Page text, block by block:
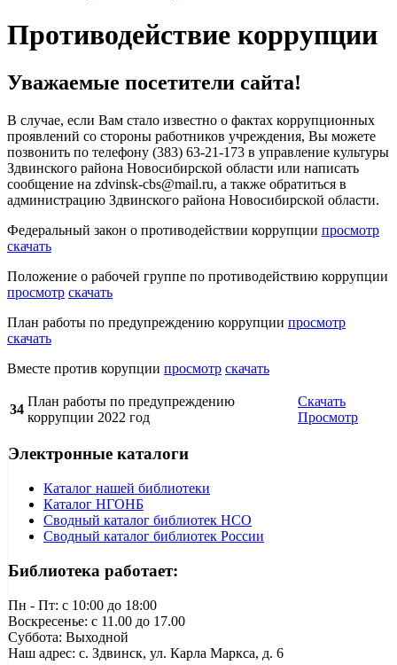
Противодействие коррупции
Уважаемые посетители сайта!
В случае, если Вам стало известно о фактах коррупционных
проявлений со стороны работников учреждения, Вы можете
позвонить по телефону (383) 63-21-173 в управление культуры
Здвинского района Новосибирской области или написать
сообщение на zdvinsk-cbs@mail.ru, а также обратиться в
администрацию Здвинского района Новосибирской области.
Федеральный закон о противодействии коррупции просмотр
скачать
Положение о рабочей группе по противодействию коррупции
просмотр скачать
План работы по предупреждению коррупции просмотр
скачать
Вместе против корупции просмотр скачать
34
План работы по предупреждению
коррупции 2022 год
Скачать
Просмотр
Электронные каталоги
Каталог нашей библиотеки
Каталог НГОНБ
Сводный каталог библиотек НСО
Сводный каталог библиотек России
Библиотека работает:
Пн - Пт: c 10:00 до 18:00
Воскресенье: с 11.00 до 17.00
Суббота: Выходной
Наш адрес: с. Здвинск, ул. Карла Маркса, д. 6